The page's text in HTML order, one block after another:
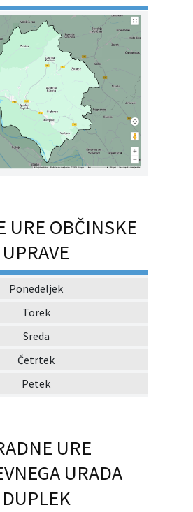
URE OBČINSKE
UPRAVE
Ponedeljek
Torek
Sreda
Četrtek
Petek
URE
URADA
DUPLEK